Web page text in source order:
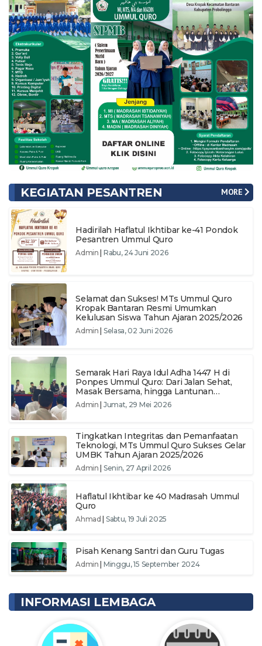
KEGIATAN PESANTREN MORE
Hadirilah Haflatul Ikhtibar ke-41 Pondok
Pesantren Ummul Quro
Admin | Rabu, 24 Juni 2026
Selamat dan Sukses! MTs Ummul Quro
Kropak Bantaran Resmi Umumkan
Kelulusan Siswa Tahun Ajaran 2025/2026
Admin Selasa, 02 Juni 2026
​Semarak Hari Raya Idul Adha 1447 H di
Ponpes Ummul Quro: Dari Jalan Sehat,
Masak Bersama, hingga Lantunan
Sholawat
Admin Jumat, 29 Mei 2026
Tingkatkan Integritas dan Pemanfaatan
Teknologi, MTs Ummul Quro Sukses Gelar
UMBK Tahun Ajaran 2025/2026
Admin Senin, 27 April 2026
Haflatul Ikhtibar ke 40 Madrasah Ummul
Quro
Ahmad | Sabtu, 19 Juli 2025
Pisah Kenang Santri dan Guru Tugas
Admin Minggu, 15 September 2024
INFORMASI LEMBAGA